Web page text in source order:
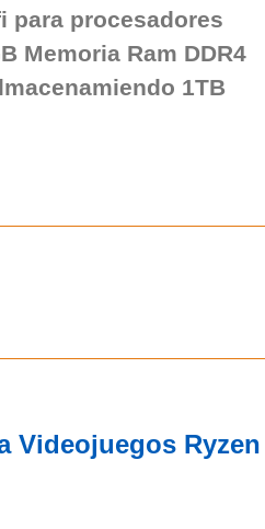
para procesadores
Memoria Ram DDR4
1TB
Ryzen